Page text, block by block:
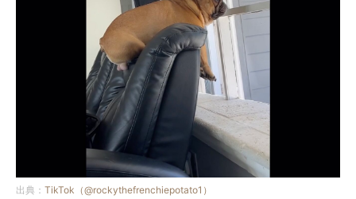
出典： TikTok（@rockythefrenchiepotato1）